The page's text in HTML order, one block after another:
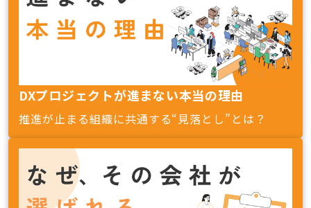
DXプロジェクトが進まない本当の理由
推進が止まる組織に共通する“見落とし”とは？